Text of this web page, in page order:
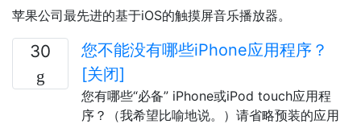
苹果公司最先进的基于iOS的触摸屏音乐播放器。
30
您不能没有哪些iPhone应用程序？
[关闭]
您有哪些“必备” iPhone或iPod touch应用程
序？（我希望比喻地说。）请省略预装的应用